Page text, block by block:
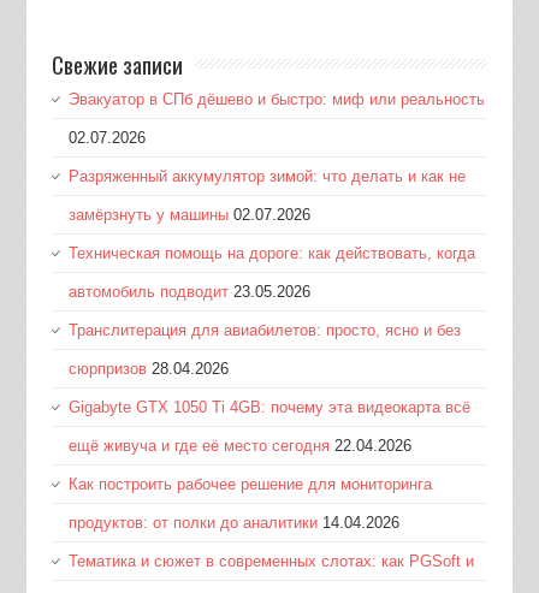
Свежие записи
Эвакуатор в СПб дёшево и быстро: миф или реальность
02.07.2026
Разряженный аккумулятор зимой: что делать и как не
замёрзнуть у машины 02.07.2026
Техническая помощь на дороге: как действовать, когда
автомобиль подводит 23.05.2026
Транслитерация для авиабилетов: просто, ясно и без
сюрпризов 28.04.2026
Gigabyte GTX 1050 Ti 4GB: почему эта видеокарта всё
ещё живуча и где её место сегодня 22.04.2026
Как построить рабочее решение для мониторинга
продуктов: от полки до аналитики 14.04.2026
Тематика и сюжет в современных слотах: как PGSoft и